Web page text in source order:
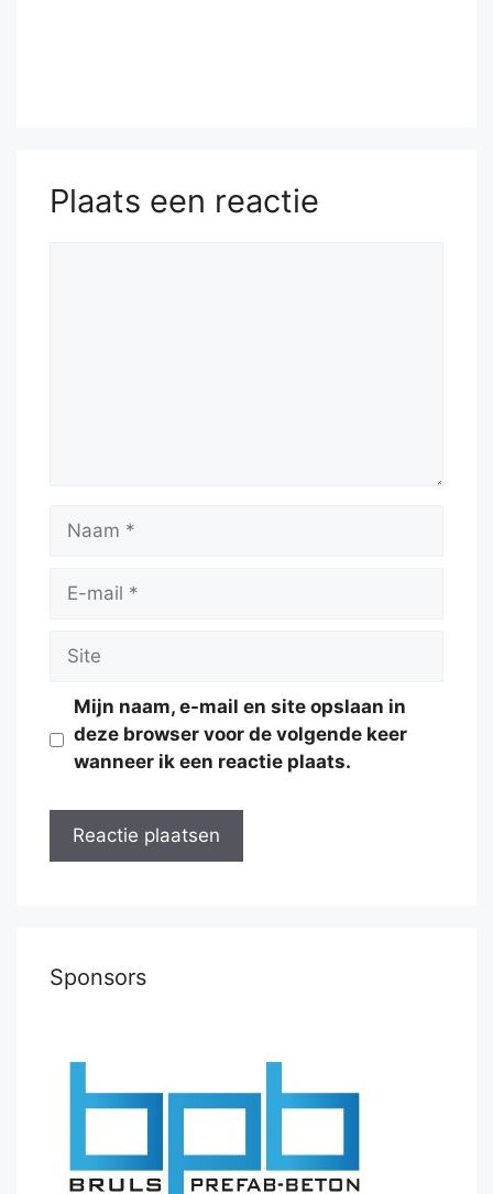
Plaats een reactie
Naam
Site
Mijn naam, e-mail en site opslaan in
deze browser voor de volgende keer
wanneer ik een reactie plaats.
Sponsors